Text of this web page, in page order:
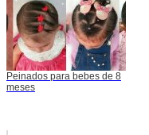
Peinados para bebes de 8
meses